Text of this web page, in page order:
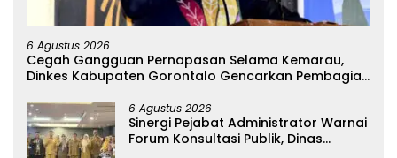
6 Agustus 2026
Cegah Gangguan Pernapasan Selama Kemarau,
Dinkes Kabupaten Gorontalo Gencarkan Pembagian
6 Agustus 2026
Sinergi Pejabat Administrator Warnai
Forum Konsultasi Publik, Dinas